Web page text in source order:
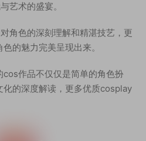
艺术的盛宴。
角色的深刻理解和精湛技艺，更
的魅力完美呈现出来。
作品不仅仅是简单的角色扮
的深度解读，更多优质cosplay